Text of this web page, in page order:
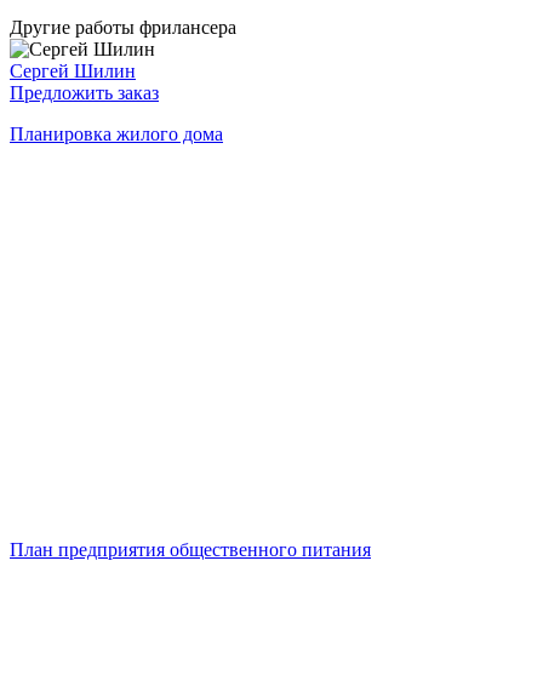
Другие работы фрилансера
Сергей Шилин
Предложить заказ
Планировка жилого дома
План предприятия общественного питания